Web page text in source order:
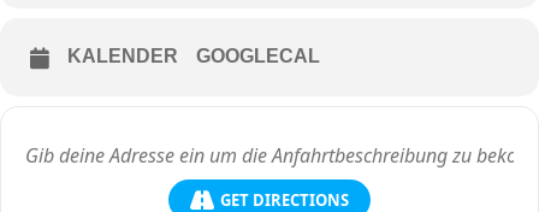
KALENDER GOOGLECAL
GET DIRECTIONS